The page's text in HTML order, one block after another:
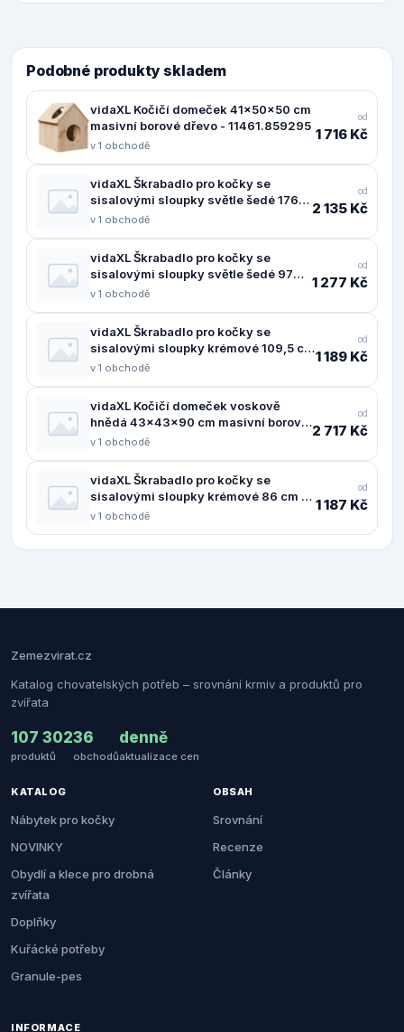
Podobné produkty skladem
vidaXL Kočičí domeček 41x50x50 cm
masivní borové dřevo - 11461.859295
v 1 obchodě
od
1 716 Kč
vidaXL Škrabadlo pro kočky se
sisalovými sloupky světle šedé 176
cm - 11461.171688
v 1 obchodě
od
2 135 Kč
vidaXL Škrabadlo pro kočky se
sisalovými sloupky světle šedé 97
cm - 11461.172113
v 1 obchodě
od
1 277 Kč
vidaXL Škrabadlo pro kočky se
sisalovými sloupky krémové 109,5 cm
- 11461.172058
v 1 obchodě
od
1 189 Kč
vidaXL Kočičí domeček voskově
hnědá 43x43x90 cm masivní borové
dřevo - 11461.859300
v 1 obchodě
od
2 717 Kč
vidaXL Škrabadlo pro kočky se
sisalovými sloupky krémové 86 cm -
11461.172100
v 1 obchodě
od
1 187 Kč
Zemezvirat.cz
Katalog chovatelských potřeb – srovnání krmiv a produktů pro
zvířata
107 302
produktů
36
obchodů
denně
aktualizace cen
KATALOG
Nábytek pro kočky
NOVINKY
Obydlí a klece pro drobná
zvířata
Doplňky
Kuřácké potřeby
Granule-pes
OBSAH
Srovnání
Recenze
Články
INFORMACE